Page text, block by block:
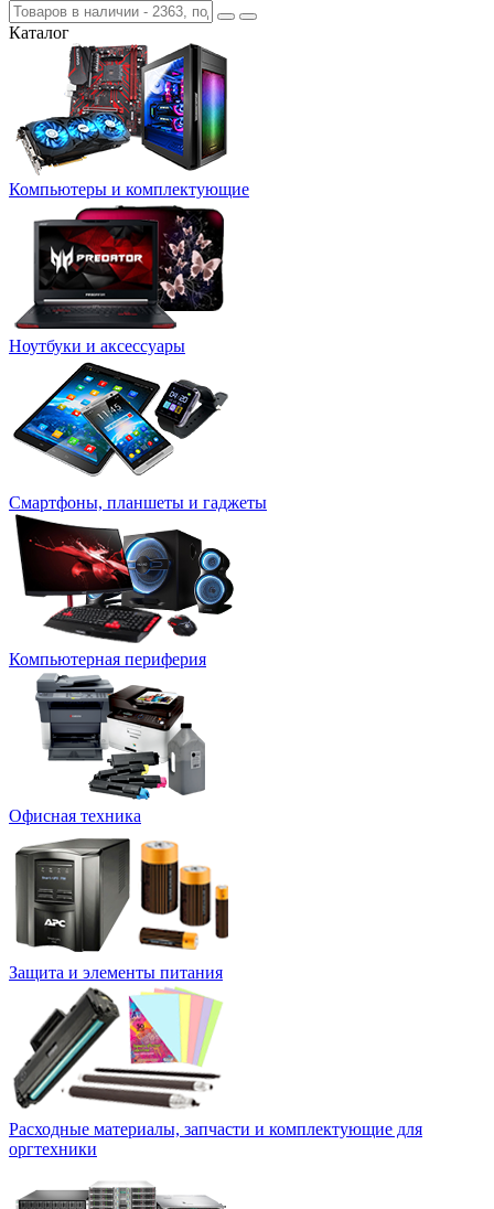
Каталог
Компьютеры и комплектующие
Ноутбуки и аксессуары
Смартфоны, планшеты и гаджеты
Компьютерная периферия
Офисная техника
Защита и элементы питания
Расходные материалы, запчасти и комплектующие для
оргтехники